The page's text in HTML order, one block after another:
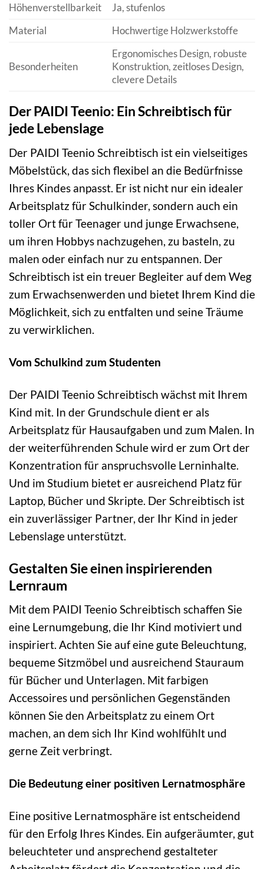
Höhenverstellbarkeit
Ja, stufenlos
Material
Hochwertige Holzwerkstoffe
Besonderheiten
Ergonomisches Design, robuste
Konstruktion, zeitloses Design,
clevere Details
Der PAIDI Teenio: Ein Schreibtisch für
jede Lebenslage
Der PAIDI Teenio Schreibtisch ist ein vielseitiges
Möbelstück, das sich flexibel an die Bedürfnisse
Ihres Kindes anpasst. Er ist nicht nur ein idealer
Arbeitsplatz für Schulkinder, sondern auch ein
toller Ort für Teenager und junge Erwachsene,
um ihren Hobbys nachzugehen, zu basteln, zu
malen oder einfach nur zu entspannen. Der
Schreibtisch ist ein treuer Begleiter auf dem Weg
zum Erwachsenwerden und bietet Ihrem Kind die
Möglichkeit, sich zu entfalten und seine Träume
zu verwirklichen.
Vom Schulkind zum Studenten
Der PAIDI Teenio Schreibtisch wächst mit Ihrem
Kind mit. In der Grundschule dient er als
Arbeitsplatz für Hausaufgaben und zum Malen. In
der weiterführenden Schule wird er zum Ort der
Konzentration für anspruchsvolle Lerninhalte.
Und im Studium bietet er ausreichend Platz für
Laptop, Bücher und Skripte. Der Schreibtisch ist
ein zuverlässiger Partner, der Ihr Kind in jeder
Lebenslage unterstützt.
Gestalten Sie einen inspirierenden
Lernraum
Mit dem PAIDI Teenio Schreibtisch schaffen Sie
eine Lernumgebung, die Ihr Kind motiviert und
inspiriert. Achten Sie auf eine gute Beleuchtung,
bequeme Sitzmöbel und ausreichend Stauraum
für Bücher und Unterlagen. Mit farbigen
Accessoires und persönlichen Gegenständen
können Sie den Arbeitsplatz zu einem Ort
machen, an dem sich Ihr Kind wohlfühlt und
gerne Zeit verbringt.
Die Bedeutung einer positiven Lernatmosphäre
Eine positive Lernatmosphäre ist entscheidend
für den Erfolg Ihres Kindes. Ein aufgeräumter, gut
beleuchteter und ansprechend gestalteter